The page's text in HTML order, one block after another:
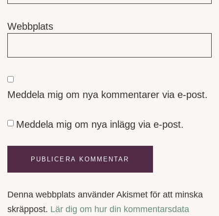
Webbplats
Meddela mig om nya kommentarer via e-post.
Meddela mig om nya inlägg via e-post.
Denna webbplats använder Akismet för att minska
skräppost. Lär dig om hur din kommentarsdata